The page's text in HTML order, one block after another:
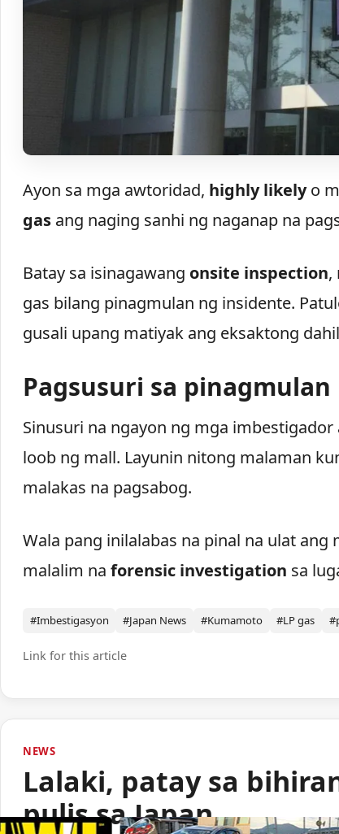
Ayon sa mga awtoridad, highly likelyo
gasang naging sanhi ng naganap na
Batay sa isinagawang onsite inspection,
gas bilang pinagmulan ng insidente.
gusali upang matiyak ang eksaktong
Pagsusuri sa pinagmulan
Sinusuri na ngayon ng mga imbestigador
loob ng mall. Layunin nitong malaman
malakas na pagsabog.
Wala pang inilalabas na pinal na ulat
malalim na forensic investigation sa
#Imbestigasyon #Japan News #Kumamoto #LP gas
Link for this article
NEWS
Lalaki, patay sa
pulis sa Japan